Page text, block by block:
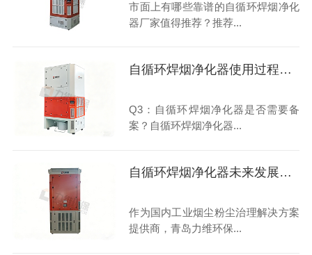
市面上有哪些靠谱的自循环焊烟净化
器厂家值得推荐？推荐...
自循环焊烟净化器使用过程常见问题汇总
Q3：自循环焊烟净化器是否需要备
案？自循环焊烟净化器...
自循环焊烟净化器未来发展趋势
作为国内工业烟尘粉尘治理解决方案
提供商，青岛力维环保...